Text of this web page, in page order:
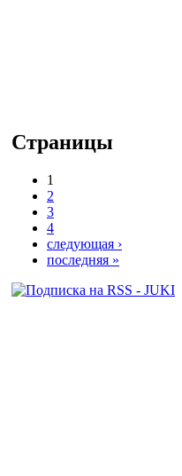
Страницы
1
2
3
4
следующая ›
последняя »